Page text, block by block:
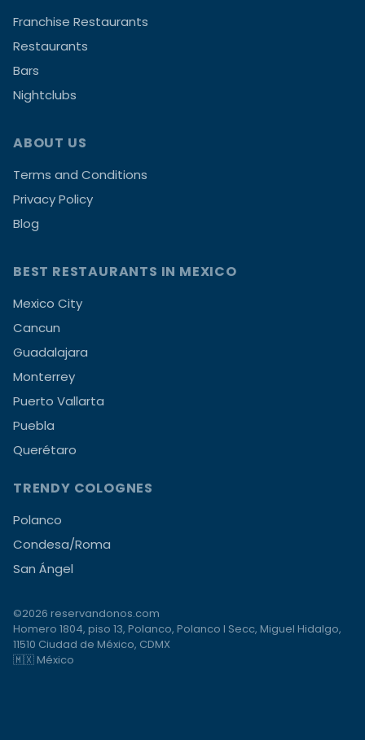
Franchise Restaurants
Restaurants
Bars
Nightclubs
ABOUT US
Terms and Conditions
Privacy Policy
Blog
BEST RESTAURANTS IN MEXICO
Mexico City
Cancun
Guadalajara
Monterrey
Puerto Vallarta
Puebla
Querétaro
TRENDY COLOGNES
Polanco
Condesa/Roma
San Ángel
©2026 reservandonos.com
Homero 1804, piso 13, Polanco, Polanco I Secc, Miguel Hidalgo,
11510 Ciudad de México, CDMX
🇲🇽 México